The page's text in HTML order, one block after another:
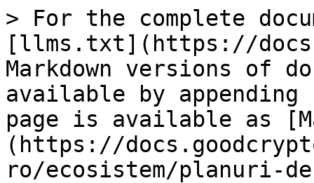
> For the complete
[llms.txt](https://
Markdown versions of
available by
page is available as
(https://
ro/ecosistem/planuri-